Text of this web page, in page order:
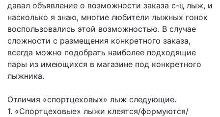
давал объявление о возможности заказа с-ц лыж, и
насколько я знаю, многие любители лыжных гонок
воспользовались этой возможностью. В случае
сложности с размещения конкретного заказа,
всегда можно подобрать наиболее подходящие
пары из имеющихся в магазине под конкретного
лыжника.
Отличия «спортцеховых» лыж следующие.
1. «Спортцеховые» лыжи клеятся/формуются/